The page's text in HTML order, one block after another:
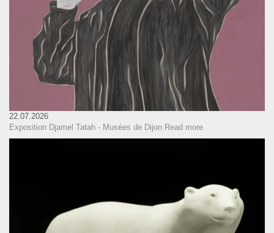
22.07.2026
Exposition Djamel Tatah - Musées de Dijon Read more